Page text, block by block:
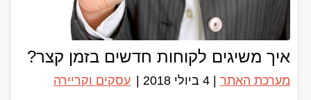
איך משיגים לקוחות חדשים בזמן קצר?
מערכת האתר 4 ביולי 2018
עסקים וקריירה